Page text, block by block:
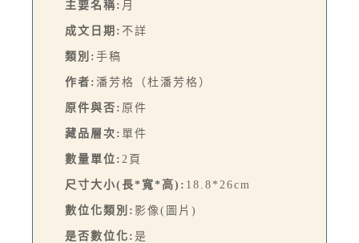
主要名稱: 月
成文日期: 不詳
類別: 手稿
作者: 潘芳格（杜潘芳格）
原件與否: 原件
藏品層次: 單件
數量單位: 2頁
尺寸大小(長*寬*高): 18.8*26cm
數位化類別: 影像(圖片)
是否數位化: 是